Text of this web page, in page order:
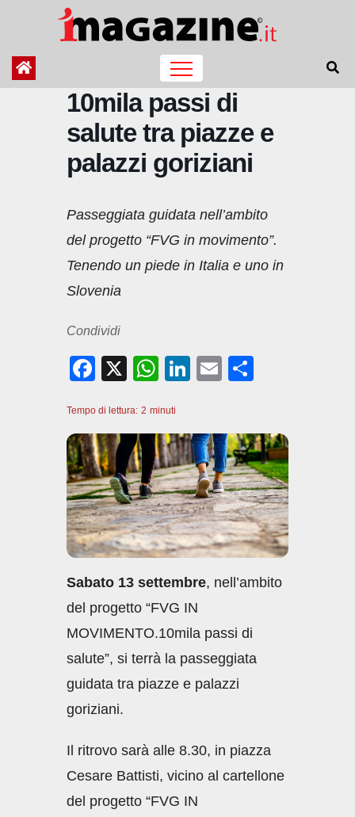
contenuto
10mila passi di
salute tra piazze e
palazzi goriziani
Passeggiata guidata nell’ambito
del progetto “FVG in movimento”.
Tenendo un piede in Italia e uno in
Slovenia
Condividi
F
c
e
b
o
o
k
X
W
at
s
A
p
p
Li
e
dI
n
E
di
vi
di
Tempo di lettura: 2 minuti
Sabato 13 settembre, nell’ambito
del progetto “FVG IN
MOVIMENTO.10mila passi di
salute”, si terrà la passeggiata
guidata tra piazze e palazzi
goriziani.
Il ritrovo sarà alle 8.30, in piazza
Cesare Battisti, vicino al cartellone
del progetto “FVG IN